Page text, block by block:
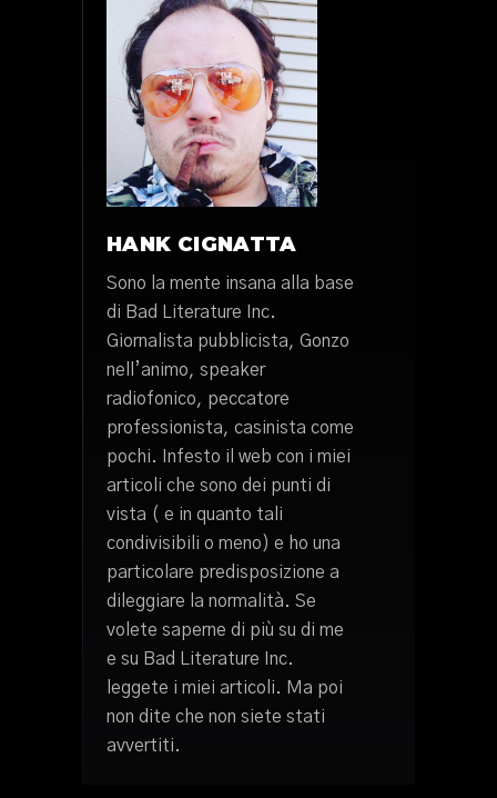
HANK CIGNATTA
Sono la mente insana alla base
di Bad Literature Inc.
Giornalista pubblicista, Gonzo
nell’animo, speaker
radiofonico, peccatore
professionista, casinista come
pochi. Infesto il web con i miei
articoli che sono dei punti di
vista ( e in quanto tali
condivisibili o meno) e ho una
particolare predisposizione a
dileggiare la normalità. Se
volete saperne di più su di me
e su Bad Literature Inc.
leggete i miei articoli. Ma poi
non dite che non siete stati
avvertiti.